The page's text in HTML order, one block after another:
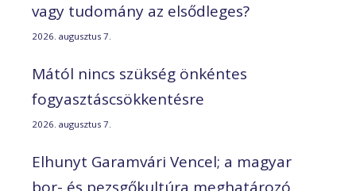
vagy tudomány az elsődleges?
2026. augusztus 7.
Mától nincs szükség önkéntes
fogyasztáscsökkentésre
2026. augusztus 7.
Elhunyt Garamvári Vencel; a magyar